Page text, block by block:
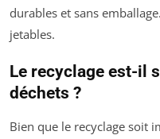
durables et sans
jetables.
Le recyclage est-il
déchets ?
Bien que le recyclage soit